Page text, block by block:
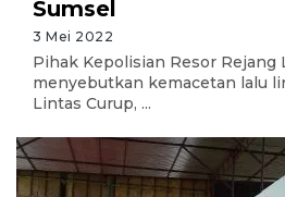
Sumsel
3 Mei 2022
Pihak Kepolisian Resor Rejang
menyebutkan kemacetan lalu
Lintas Curup, ...